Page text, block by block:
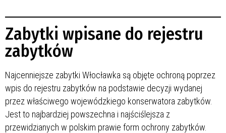
Zabytki wpisane do rejestru
zabytków
Najcenniejsze zabytki Włocławka są objęte ochroną poprzez
wpis do rejestru zabytków na podstawie decyzji wydanej
przez właściwego wojewódzkiego konserwatora zabytków.
Jest to najbardziej powszechna i najściślejsza z
przewidzianych w polskim prawie form ochrony zabytków.